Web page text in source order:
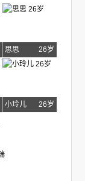
思思 26岁
小玲儿 26岁